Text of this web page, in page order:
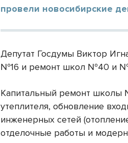
провели новосибирские
Депутат Госдумы Виктор
№16 и ремонт школ №40 и
Капитальный ремонт школы
утеплителя, обновление
инженерных сетей
отделочные работы и